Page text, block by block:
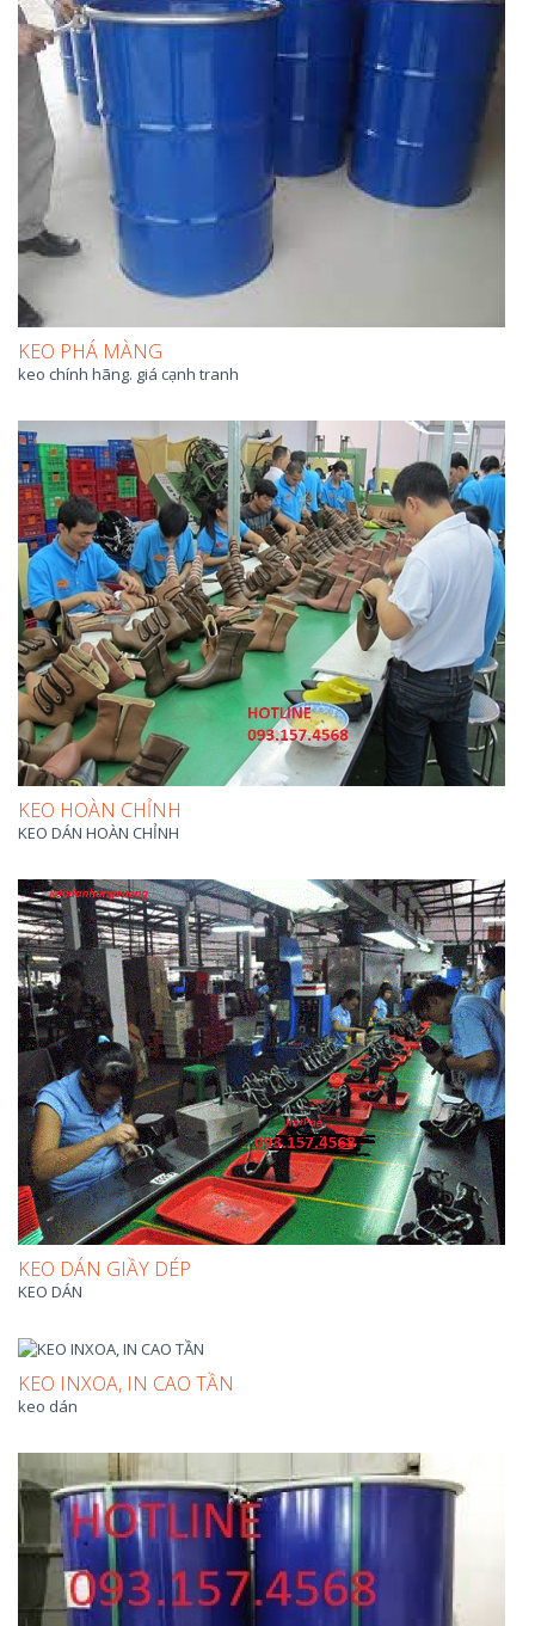
KEO PHÁ MÀNG
keo chính hãng. giá cạnh tranh
KEO HOÀN CHỈNH
KEO DÁN HOÀN CHỈNH
KEO DÁN GIẦY DÉP
KEO DÁN
KEO INXOA, IN CAO TẦN
keo dán